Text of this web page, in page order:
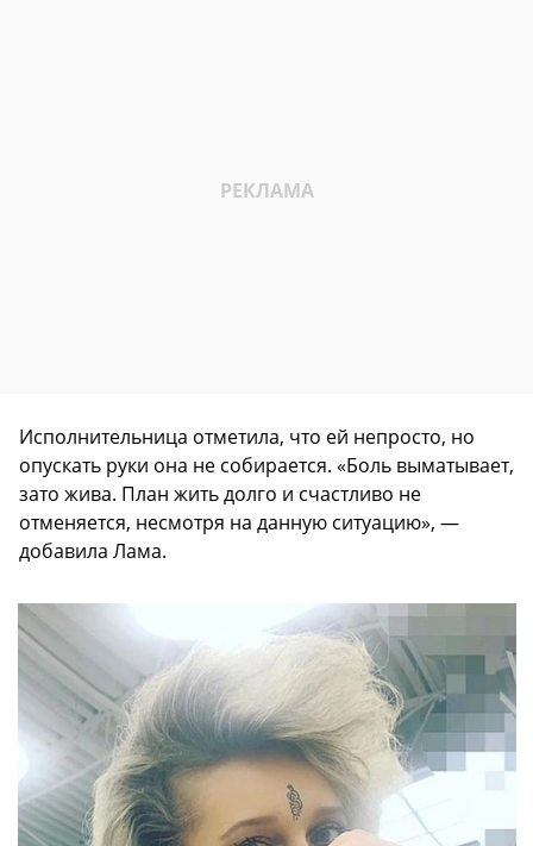
Исполнительница отметила, что ей непросто, но
опускать руки она не собирается. «Боль выматывает,
зато жива. План жить долго и счастливо не
отменяется, несмотря на данную ситуацию», —
добавила Лама.